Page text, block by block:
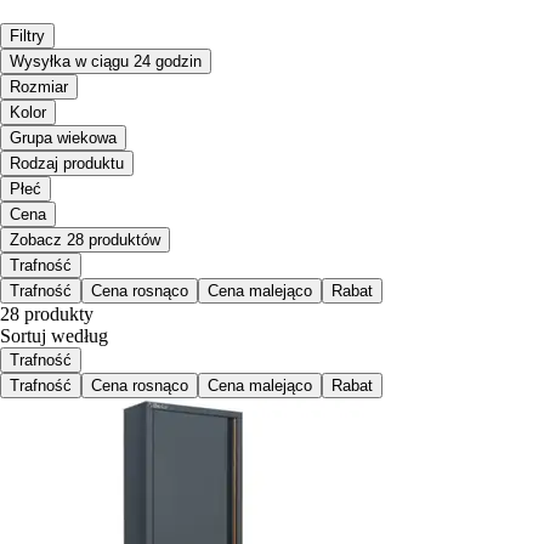
Filtry
Wysyłka w ciągu 24 godzin
Rozmiar
Kolor
Grupa wiekowa
Rodzaj produktu
Płeć
Cena
Zobacz 28 produktów
Trafność
Trafność
Cena rosnąco Cena malejąco Rabat
28 produkty
Sortuj według
Trafność
Trafność
Cena rosnąco Cena malejąco Rabat